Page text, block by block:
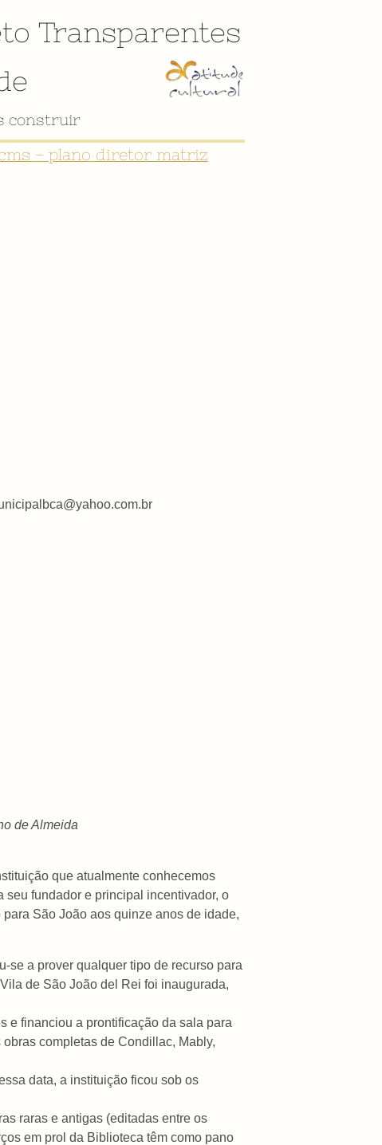
Transparentes
construir
- plano diretor matriz
de Almeida
que atualmente conhecemos
fundador e principal incentivador, o
São João aos quinze anos de idade,
se a prover qualquer tipo de recurso para
de São João del Rei foi inaugurada,
e financiou a prontificação da sala para
completas de Condillac, Mably,
data, a instituição ficou sob os
raras e antigas (editadas entre os
em prol da Biblioteca têm como pano